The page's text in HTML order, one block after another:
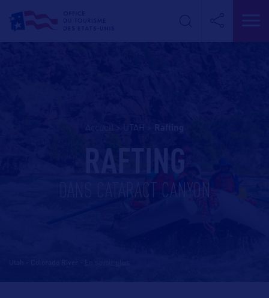
Accueil UTAH rafting
RAFTING
DANS CATARACT CANYON